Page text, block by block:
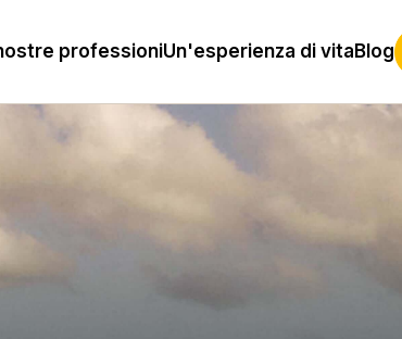
professioniUn'esperienza di vita Blog